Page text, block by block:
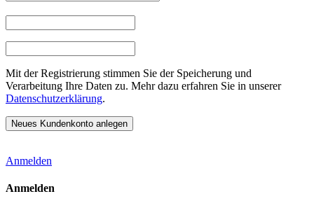
Mit der Registrierung stimmen Sie der Speicherung und
Verarbeitung Ihre Daten zu. Mehr dazu erfahren Sie in unserer
Datenschutzerklärung.
Anmelden
Anmelden